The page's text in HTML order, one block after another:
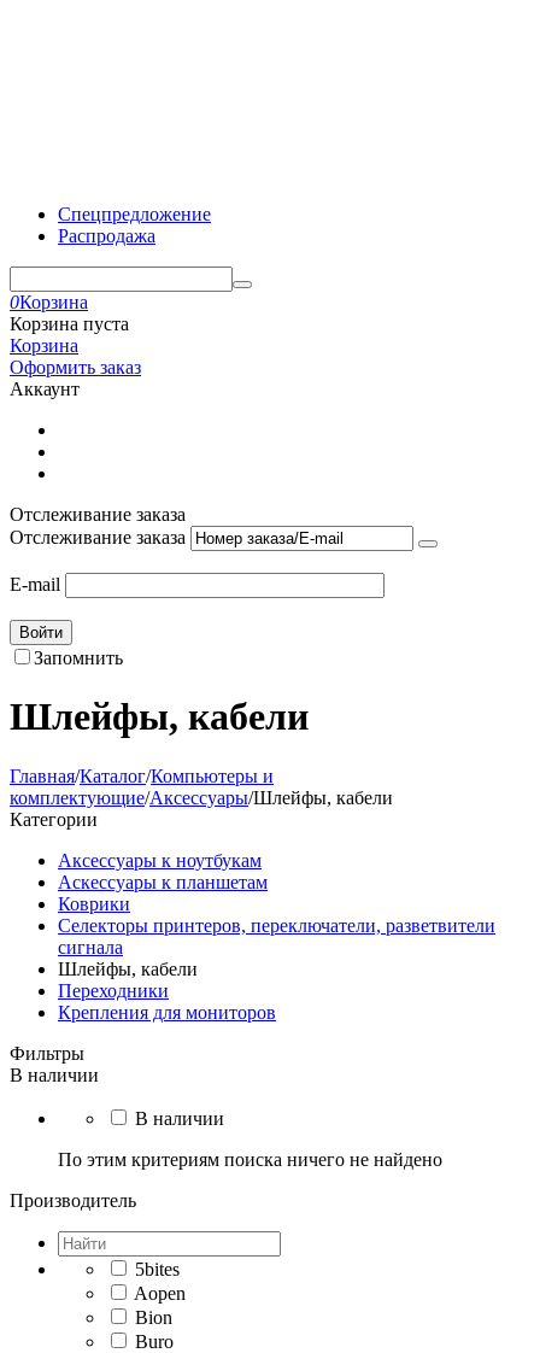
Спецпредложение
Распродажа
0Корзина
Корзина пуста
Корзина
Оформить заказ
Аккаунт
Отслеживание заказа
Отслеживание заказа
E-mail
Войти
Запомнить
Шлейфы, кабели
Главная/Каталог/Компьютеры и
комплектующие/Аксессуары/Шлейфы, кабели
Категории
Аксессуары к ноутбукам
Аскессуары к планшетам
Коврики
Селекторы принтеров, переключатели, разветвители
сигнала
Шлейфы, кабели
Переходники
Крепления для мониторов
Фильтры
В наличии
В наличии
По этим критериям поиска ничего не найдено
Производитель
5bites
Aopen
Bion
Buro